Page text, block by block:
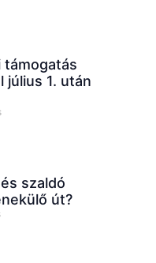
támogatás
július 1. után
szaldó
út?